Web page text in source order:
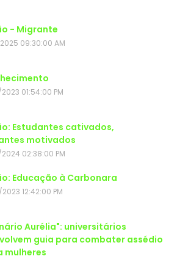
- Migrante
09:30:00 AM
01:54:00 PM
Estudantes cativados,
motivados
02:38:00 PM
Educação à Carbonara
12:42:00 PM
Aurélia": universitários
guia para combater assédio
mulheres